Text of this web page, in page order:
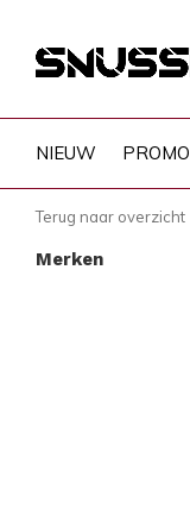
NIEUW PROMO
Terug naar overzicht
Merken